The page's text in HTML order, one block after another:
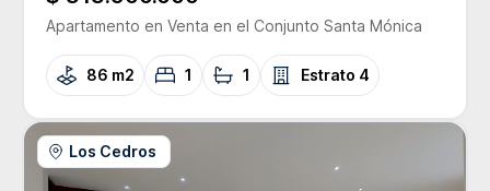
Apartamento en Venta en el Conjunto Santa Mónica
86 m2 1 1 Estrato 4
Los Cedros